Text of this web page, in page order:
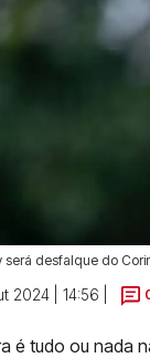
será desfalque do
2024 | 14:56 |
é tudo ou nada